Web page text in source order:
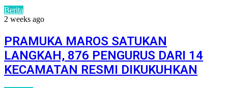
Berita
2 weeks ago
PRAMUKA MAROS SATUKAN
LANGKAH, 876 PENGURUS DARI 14
KECAMATAN RESMI DIKUKUHKAN